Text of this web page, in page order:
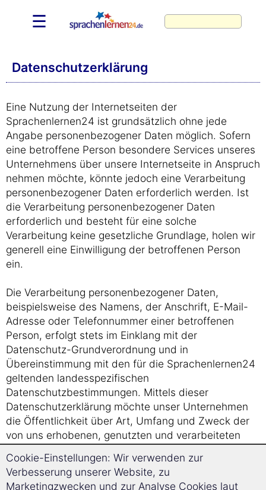
☰
Datenschutzerklärung
Eine Nutzung der Internetseiten der
Sprachenlernen24 ist grundsätzlich ohne jede
Angabe personenbezogener Daten möglich. Sofern
eine betroffene Person besondere Services unseres
Unternehmens über unsere Internetseite in Anspruch
nehmen möchte, könnte jedoch eine Verarbeitung
personenbezogener Daten erforderlich werden. Ist
die Verarbeitung personenbezogener Daten
erforderlich und besteht für eine solche
Verarbeitung keine gesetzliche Grundlage, holen wir
generell eine Einwilligung der betroffenen Person
ein.
Die Verarbeitung personenbezogener Daten,
beispielsweise des Namens, der Anschrift, E-Mail-
Adresse oder Telefonnummer einer betroffenen
Person, erfolgt stets im Einklang mit der
Datenschutz-Grundverordnung und in
Übereinstimmung mit den für die Sprachenlernen24
geltenden landesspezifischen
Datenschutzbestimmungen. Mittels dieser
Datenschutzerklärung möchte unser Unternehmen
die Öffentlichkeit über Art, Umfang und Zweck der
von uns erhobenen, genutzten und verarbeiteten
werden betroffene Personen mittels dieser
Datenschutzerklärung über die ihnen zustehenden
Cookie-Einstellungen: Wir verwenden zur
Verbesserung unserer Website, zu
Marketingzwecken und zur Analyse Cookies laut